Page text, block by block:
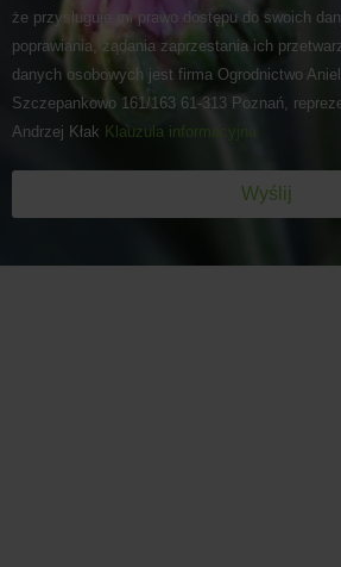
że przysługuje mi prawo dostępu do swoich
poprawiania, żądania zaprzestania ich
danych osobowych jest firma Ogrodnictwo
Szczepankowo 161/163 61-313 Poznań,
Andrzej Kłak Klauzula informacyjna
Wyślij